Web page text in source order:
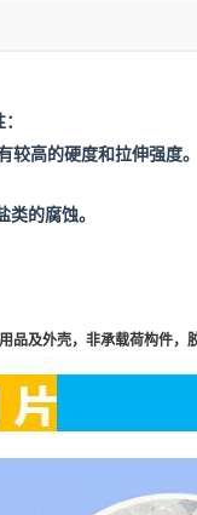
高的硬度和拉伸强度。
的腐蚀。
及外壳，非承载荷构件，